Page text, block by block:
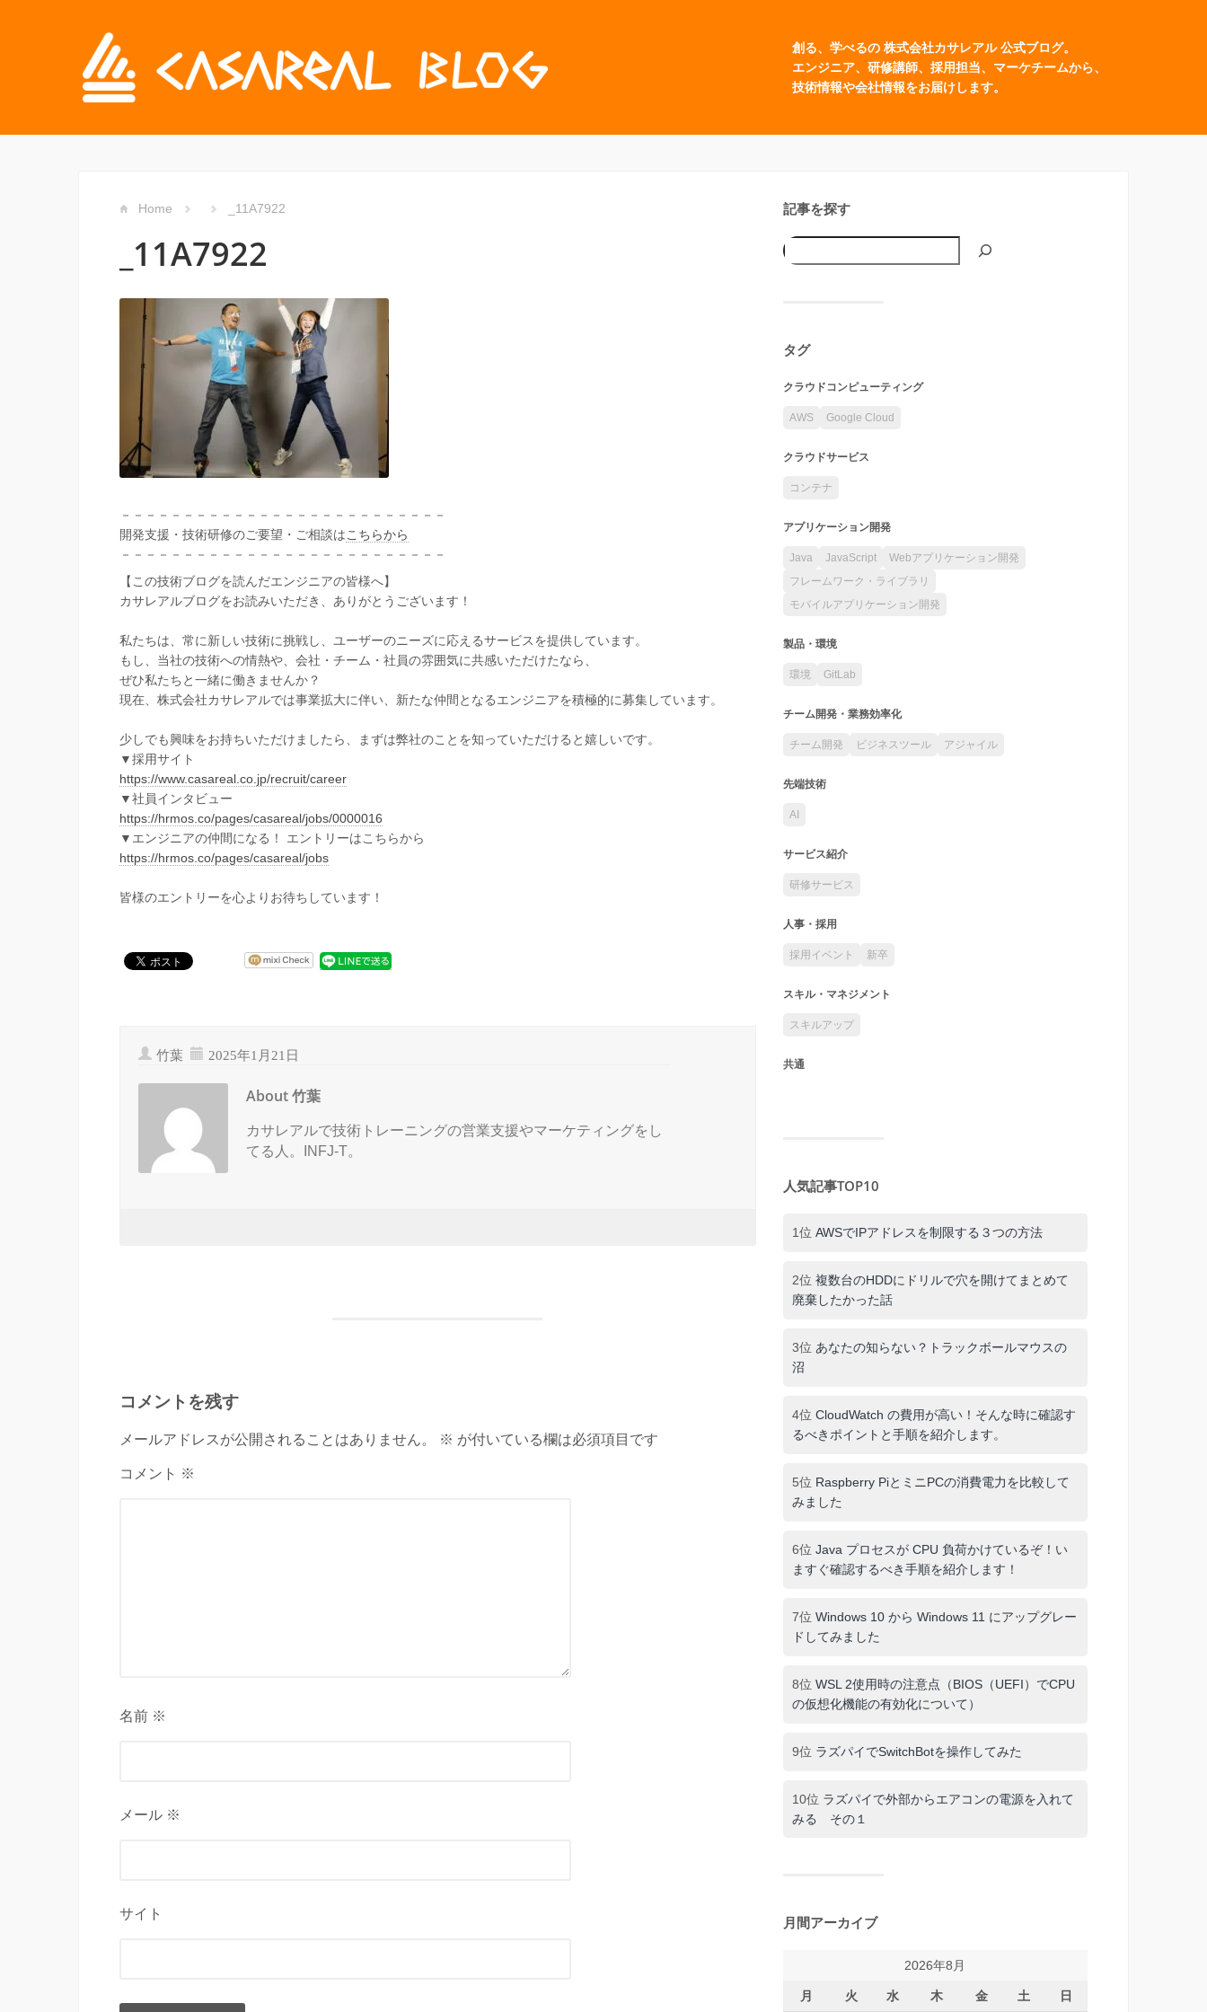
創る、学べるの 株式会社カサレアル 公式ブログ。
エンジニア、研修講師、採用担当、マーケチームから、
技術情報や会社情報をお届けします。
Home _11A7922
_11A7922
－－－－－－－－－－－－－－－－－－－－－－－－－－
開発支援・技術研修のご要望・ご相談はこちらから
－－－－－－－－－－－－－－－－－－－－－－－－－－
【この技術ブログを読んだエンジニアの皆様へ】
カサレアルブログをお読みいただき、ありがとうございます！
私たちは、常に新しい技術に挑戦し、ユーザーのニーズに応えるサービスを提供しています。
もし、当社の技術への情熱や、会社・チーム・社員の雰囲気に共感いただけたなら、
ぜひ私たちと一緒に働きませんか？
現在、株式会社カサレアルでは事業拡大に伴い、新たな仲間となるエンジニアを積極的に募集しています。
少しでも興味をお持ちいただけましたら、まずは弊社のことを知っていただけると嬉しいです。
▼採用サイト
https://www.casareal.co.jp/recruit/career
▼社員インタビュー
https://hrmos.co/pages/casareal/jobs/0000016
▼エンジニアの仲間になる！ エントリーはこちらから
https://hrmos.co/pages/casareal/jobs
皆様のエントリーを心よりお待ちしています！
竹葉 2025年1月21日
About 竹葉
カサレアルで技術トレーニングの営業支援やマーケティングをし
てる人。INFJ-T。
コメントを残す
メールアドレスが公開されることはありません。 ※ が付いている欄は必須項目です
コメント ※
名前 ※
メール ※
サイト
記事を探す
タグ
クラウドコンピューティング
AWS Google Cloud
クラウドサービス
コンテナ
アプリケーション開発
Java JavaScript
Webアプリケーション開発
フレームワーク・ライブラリ
モバイルアプリケーション開発
製品・環境
環境 GitLab
チーム開発・業務効率化
チーム開発 ビジネスツール アジャイル
先端技術
AI
サービス紹介
研修サービス
人事・採用
採用イベント 新卒
スキル・マネジメント
スキルアップ
共通
人気記事TOP10
1位 AWSでIPアドレスを制限する３つの方法
2位 複数台のHDDにドリルで穴を開けてまとめて
廃棄したかった話
3位 あなたの知らない？トラックボールマウスの
沼
4位 CloudWatch の費用が高い！そんな時に確認す
るべきポイントと手順を紹介します。
5位 Raspberry PiとミニPCの消費電力を比較して
みました
6位 Java プロセスが CPU 負荷かけているぞ！い
ますぐ確認するべき手順を紹介します！
7位 Windows 10 から Windows 11 にアップグレー
ドしてみました
8位 WSL 2使用時の注意点（BIOS（UEFI）でCPU
の仮想化機能の有効化について）
9位 ラズパイでSwitchBotを操作してみた
10位 ラズパイで外部からエアコンの電源を入れて
みる その１
月間アーカイブ
2026年8月
月 火 水 木 金 土 日